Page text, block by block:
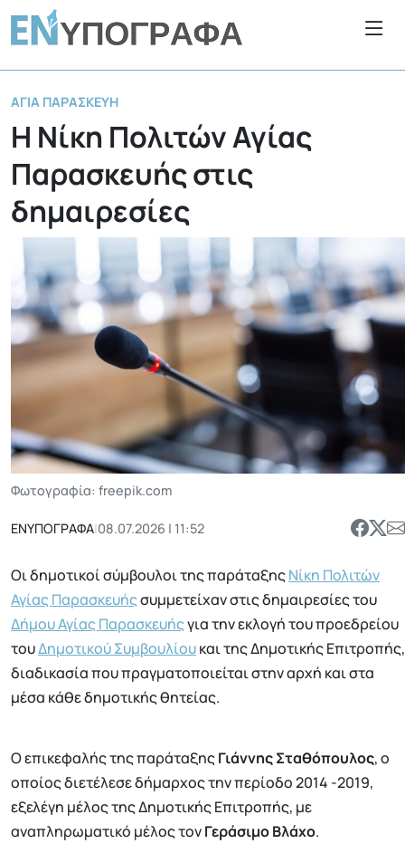
ΑΓΊΑ ΠΑΡΑΣΚΕΥΉ
Η Νίκη Πολιτών Αγίας
Παρασκευής στις
δημαιρεσίες
Φωτογραφία: freepik.com
ΕΝΥΠΟΓΡΑΦΑ|08.07.2026 | 11:52
Οι δημοτικοί σύμβουλοι της παράταξηςΝίκη Πολιτών
Αγίας Παρασκευήςσυμμετείχαν στις δημαιρεσίες του
Δήμου Αγίας Παρασκευήςγια την εκλογή του προεδρείου
τουΔημοτικού Συμβουλίουκαι της Δημοτικής Επιτροπής,
διαδικασία που πραγματοποιείται στην αρχή και στα
μέσα κάθε δημοτικής θητείας.
Ο επικεφαλής της παράταξηςΓιάννης Σταθόπουλος, ο
οποίος διετέλεσε δήμαρχος την περίοδο 2014 -2019,
εξελέγη μέλος της Δημοτικής Επιτροπής, με
αναπληρωματικό μέλος τονΓεράσιμο Βλάχο.